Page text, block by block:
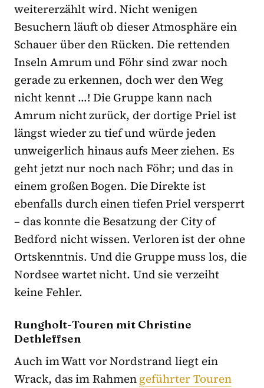
weitererzählt wird. Nicht wenigen
Besuchern läuft ob dieser Atmosphäre ein
Schauer über den Rücken. Die rettenden
Inseln Amrum und Föhr sind zwar noch
gerade zu erkennen, doch wer den Weg
nicht kennt …! Die Gruppe kann nach
Amrum nicht zurück, der dortige Priel ist
längst wieder zu tief und würde jeden
unweigerlich hinaus aufs Meer ziehen. Es
geht jetzt nur noch nach Föhr; und das in
einem großen Bogen. Die Direkte ist
ebenfalls durch einen tiefen Priel versperrt
– das konnte die Besatzung der City of
Bedford nicht wissen. Verloren ist der ohne
Ortskenntnis. Und die Gruppe muss los, die
Nordsee wartet nicht. Und sie verzeiht
keine Fehler.
Rungholt-Touren mit Christine
Dethleffsen
Auch im Watt vor Nordstrand liegt ein
Wrack, das im Rahmengeführter Touren